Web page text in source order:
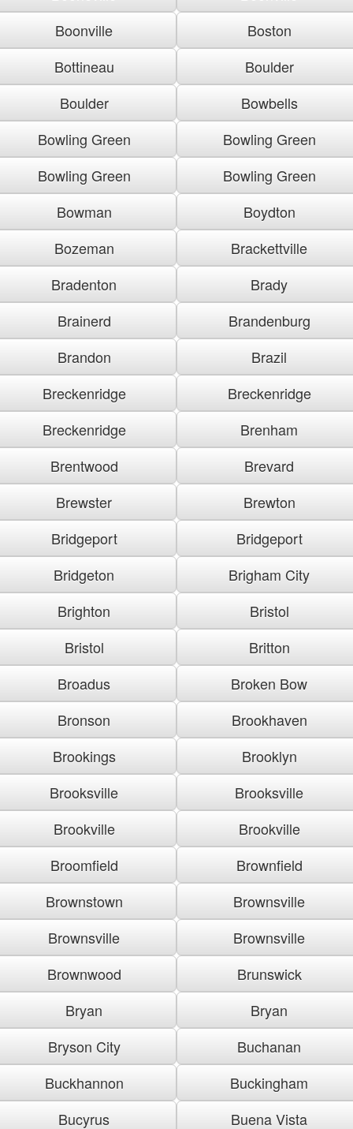
Boonville
Boston
Bottineau
Boulder
Boulder
Bowbells
Bowling Green
Bowling Green
Bowling Green
Bowling Green
Bowman
Boydton
Bozeman
Brackettville
Bradenton
Brady
Brainerd
Brandenburg
Brandon
Brazil
Breckenridge
Breckenridge
Breckenridge
Brenham
Brentwood
Brevard
Brewster
Brewton
Bridgeport
Bridgeport
Bridgeton
Brigham City
Brighton
Bristol
Bristol
Britton
Broadus
Broken Bow
Bronson
Brookhaven
Brookings
Brooklyn
Brooksville
Brooksville
Brookville
Brookville
Broomfield
Brownfield
Brownstown
Brownsville
Brownsville
Brownsville
Brownwood
Brunswick
Bryan
Bryan
Bryson City
Buchanan
Buckhannon
Buckingham
Bucyrus
Buena Vista